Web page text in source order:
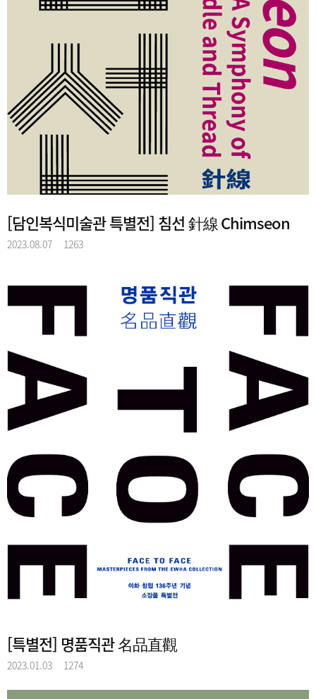
[담인복식미술관 특별전] 침선 針線 Chimseon
2023.08.07 1263
[특별전] 명품직관 名品直觀
2023.01.03 1274